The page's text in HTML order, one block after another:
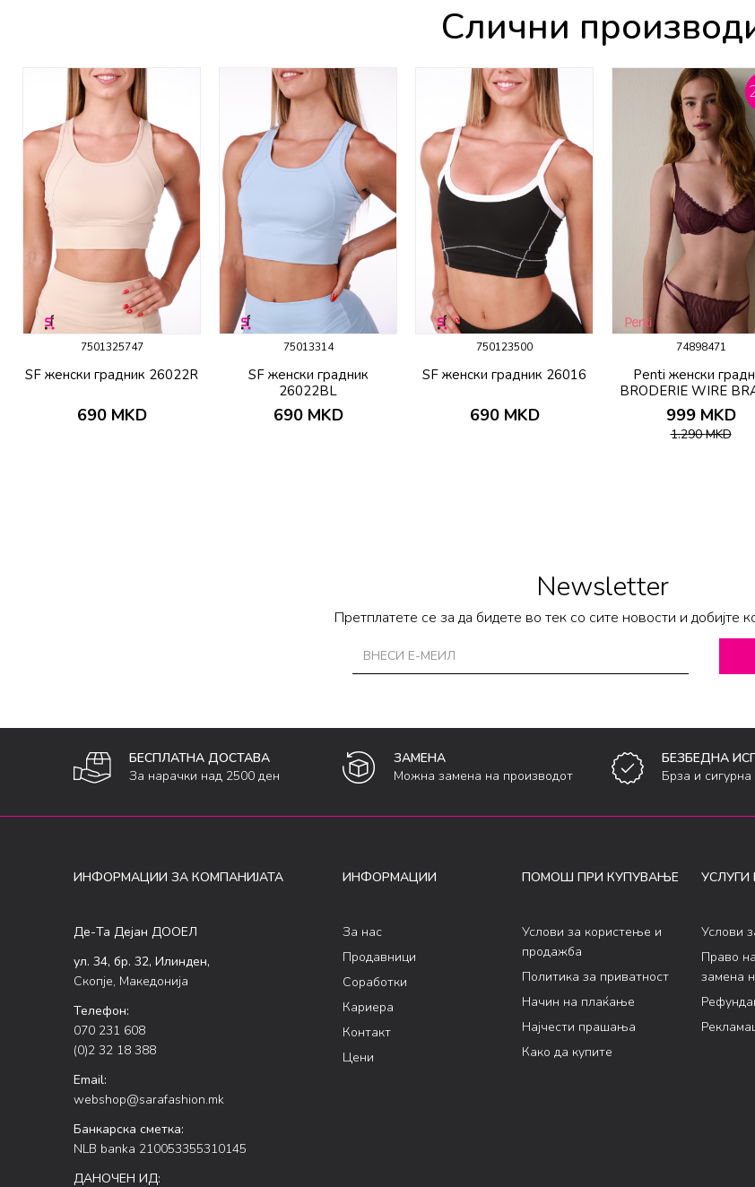
Слични
7501325747
SF женски градник 26022R
690 MKD
75013314
SF женски градник
26022BL
690 MKD
750123500
SF женски градник 26016
690 MKD
74898471
Penti женски
BRODERIE WIRE
999 MKD
1.290MKD
Newsletter
Претплатете се за да бидете во тек со сите новости и добијте
БЕСПЛАТНА ДОСТАВА
За нарачки над 2500 ден
ЗАМЕНА
Можна замена на производот
БЕЗБЕДНА
Брза и
ИНФОРМАЦИИ ЗА КОМПАНИЈАТА
Де-Та Дејан ДООЕЛ
ул. 34, бр. 32, Илинден,
Скопје, Македонија
Телефон:
070 231 608
(0)2 32 18 388
Email:
webshop@sarafashion.mk
Банкарска сметка:
NLB banka 210053355310145
ДАНОЧЕН ИД:
ИНФОРМАЦИИ
За нас
Продавници
Соработки
Кариера
Контакт
Цени
ПОМОШ ПРИ КУПУВАЊЕ
Услови за користење и
продажба
Политика за приватност
Начин на плаќање
Најчести прашања
Како да купите
УСЛУГИ
Услови
Право
замена